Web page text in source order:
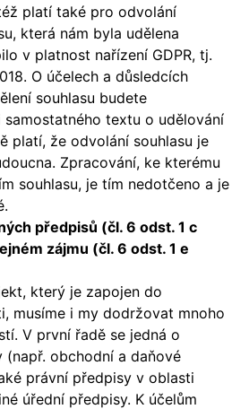
platí také pro odvolání
která nám byla udělena
v platnost nařízení GDPR, tj.
O účelech a důsledcích
souhlasu budete
textu o udělování
platí, že odvolání souhlasu je
Zpracování, ke kterému
souhlasu, je tím nedotčeno a je
předpisů (čl. 6 odst. 1 c
zájmu (čl. 6 odst. 1 e
který je zapojen do
musíme i my dodržovat mnoho
V první řadě se jedná o
(např. obchodní a daňové
právní předpisy v oblasti
úřední předpisy. K účelům